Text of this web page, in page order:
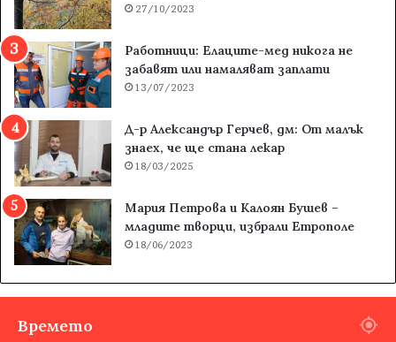
27/10/2023
Работници: Елаците-мед никога не
забавят или намаляват заплати
13/07/2023
Д-р Александър Герчев, дм: От малък
знаех, че ще стана лекар
18/03/2025
Мария Петрова и Калоян Бушев –
младите творци, избрали Етрополе
18/06/2023
Времето